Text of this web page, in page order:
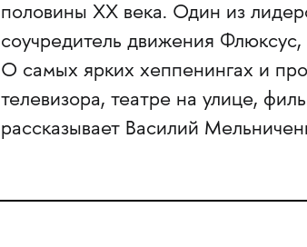
половины XX века. Один из
соучредитель движения Флюксус,
О самых ярких хеппенингах и
телевизора, театре на улице,
рассказывает Василий